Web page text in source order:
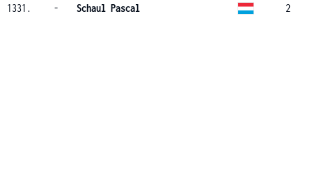
1331. - Schaul Pascal 2